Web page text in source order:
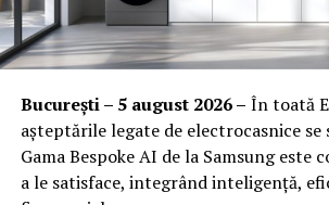
acea piele fină, lacul se va desprinde
Folosește un băț de portocal sau un
pentru îndepărtarea cutiulei, nu
Tehnica de aplicare
diferența
Orange Shop Victoriei (9:00 –
Orange Shop Park Lake (12:00 –
Incepand cu luni, 3.08, batarile pot fi
aplicatia WOLT.
București – 5 august 2026 – În toată
așteptările legate de electrocasnice se
Gama Bespoke AI de la Samsung este
a le satisface, integrând inteligență,